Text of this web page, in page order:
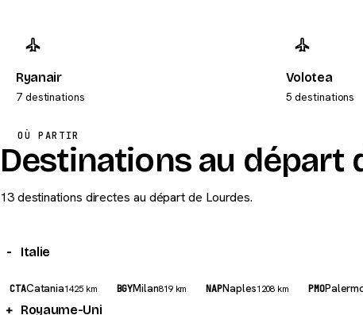
Ryanair
7 destinations
Volotea
5 destinations
OÙ PARTIR
Destinations au départ
13 destinations directes au départ de Lourdes.
Italie
CTACatania1425 km BGYMilan819 km NAPNaples1208 km PMO
Royaume-Uni